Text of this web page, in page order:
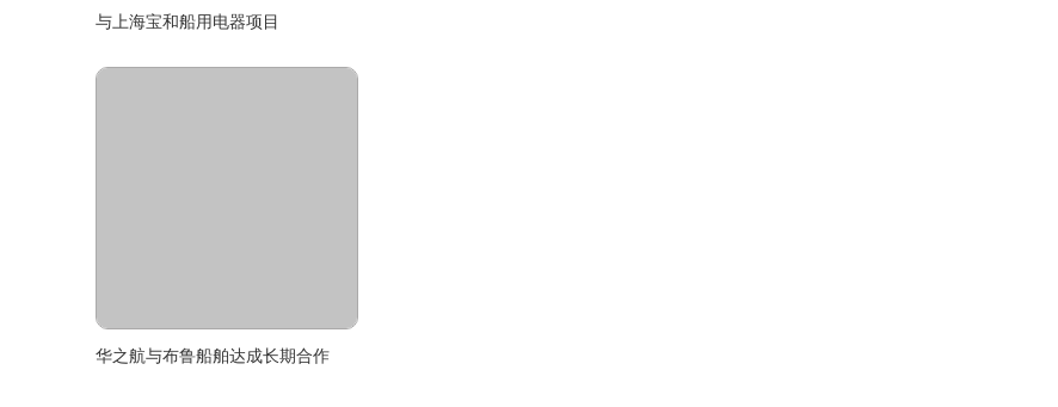
与上海宝和船用电器项目
华之航与布鲁船舶达成长期合作